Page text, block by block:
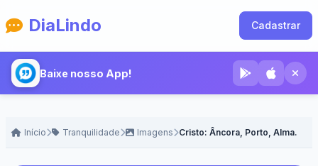
DiaLindo Cadastrar
Baixe nosso App!
Início Tranquilidade Imagens Cristo: Âncora, Porto, Alma.